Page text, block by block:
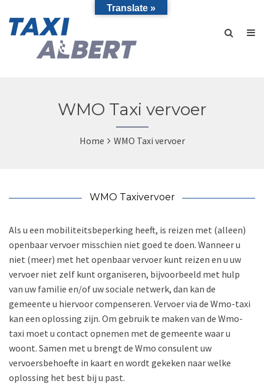
WMO Taxi vervoer
Home WMO Taxi vervoer
WMO Taxivervoer
Als u een mobiliteitsbeperking heeft, is reizen met (alleen)
openbaar vervoer misschien niet goed te doen. Wanneer u
niet (meer) met het openbaar vervoer kunt reizen en u uw
vervoer niet zelf kunt organiseren, bijvoorbeeld met hulp
van uw familie en/of uw sociale netwerk, dan kan de
gemeente u hiervoor compenseren. Vervoer via de Wmo-taxi
kan een oplossing zijn. Om gebruik te maken van de Wmo-
taxi moet u contact opnemen met de gemeente waar u
woont. Samen met u brengt de Wmo consulent uw
vervoersbehoefte in kaart en wordt gekeken naar welke
oplossing het best bij u past.
Translate »